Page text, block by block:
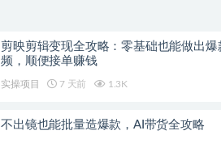
剪映剪辑变现全攻略：零基础也能做出爆
频，顺便接单赚钱
实操项目 7 天前 1.3K
不出镜也能批量造爆款，AI带货全攻略